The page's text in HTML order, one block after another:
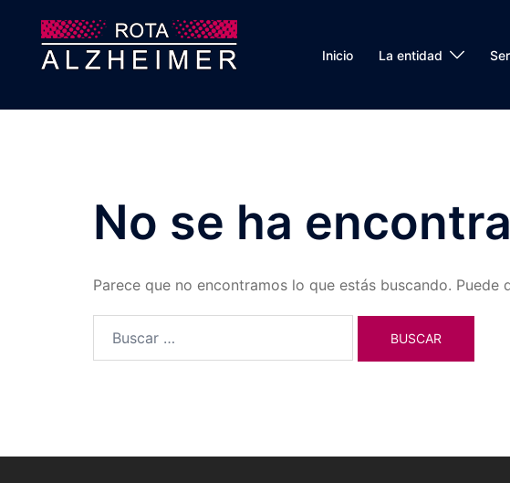
contenido
Inicio La entidad
No se ha
Parece que no encontramos lo que estás buscando. Puede